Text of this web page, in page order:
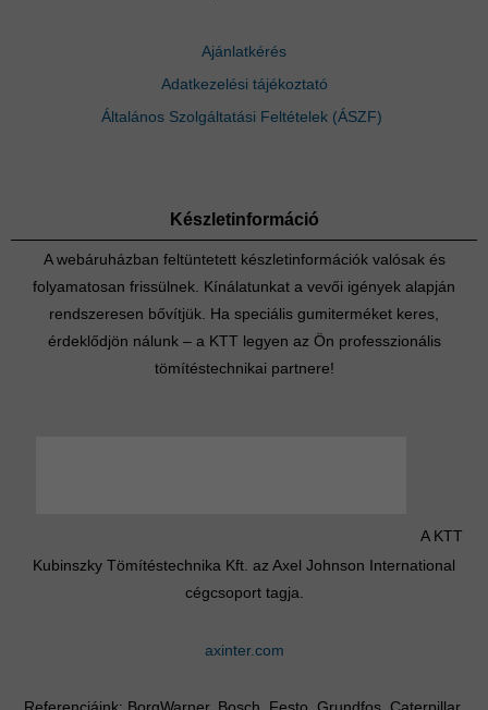
Ajánlatkérés
Adatkezelési tájékoztató
Általános Szolgáltatási Feltételek (ÁSZF)
Készletinformáció
A webáruházban feltüntetett készletinformációk valósak és
folyamatosan frissülnek. Kínálatunkat a vevői igények alapján
rendszeresen bővítjük. Ha speciális gumiterméket keres,
érdeklődjön nálunk – a KTT legyen az Ön professzionális
tömítéstechnikai partnere!
A KTT
Kubinszky Tömítéstechnika Kft. az Axel Johnson International
cégcsoport tagja.
axinter.com